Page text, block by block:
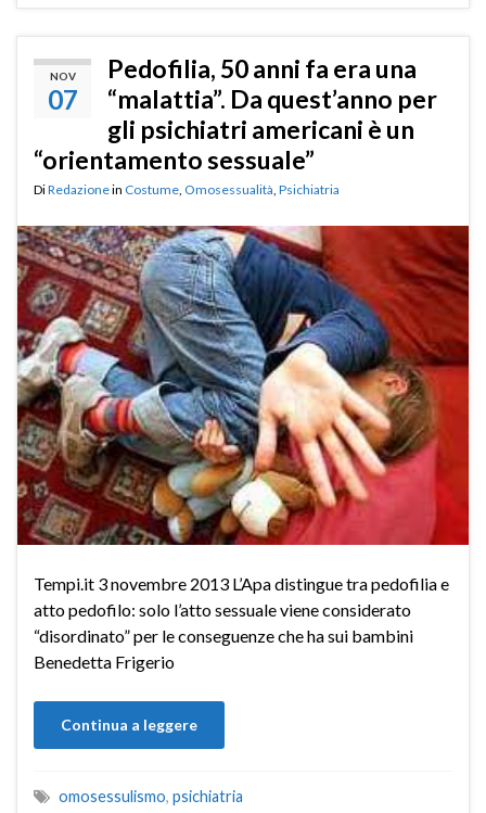
NOV
07
Pedofilia, 50 anni fa era una
“malattia”. Da quest’anno per
gli psichiatri americani è un
“orientamento sessuale”
DiRedazionein Costume Omosessualità Psichiatria
Tempi.it 3 novembre 2013 L’Apa distingue tra pedofilia e
atto pedofilo: solo l’atto sessuale viene considerato
“disordinato” per le conseguenze che ha sui bambini
Benedetta Frigerio
Continua a leggere
omosessulismo, psichiatria